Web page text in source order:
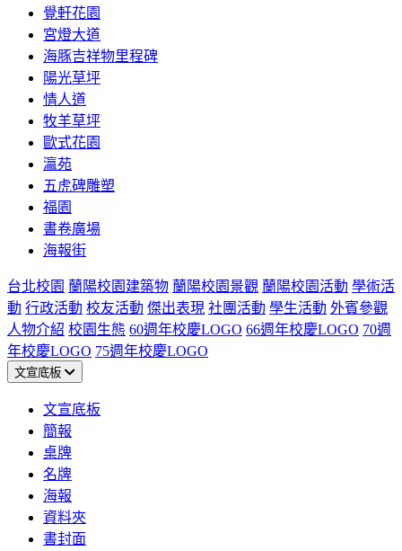
覺軒花園
宮燈大道
海豚吉祥物里程碑
陽光草坪
情人道
牧羊草坪
歐式花園
瀛苑
五虎碑雕塑
福園
書卷廣場
海報街
台北校園 蘭陽校園建築物 蘭陽校園景觀 蘭陽校園活動 學術活
動 行政活動 校友活動 傑出表現 社團活動 學生活動 外賓參觀
人物介紹 校園生態 60週年校慶LOGO 66週年校慶LOGO 70週
年校慶LOGO 75週年校慶LOGO
文宣底板
文宣底板
簡報
桌牌
名牌
海報
資料夾
書封面